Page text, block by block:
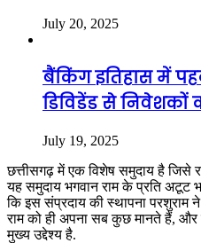
July 20, 2025
बैंकिंग इतिहास में
डिविडेंड से निवेशकों
July 19, 2025
छत्तीसगढ़ में एक विशेष समुदाय है जिसे
यह समुदाय भगवान राम के प्रति अटूट
कि इस संप्रदाय की स्थापना परशुराम
राम को ही अपना सब कुछ मानते हैं,
मुख्य उद्देश्य है.